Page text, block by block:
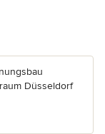
Düsseldorf